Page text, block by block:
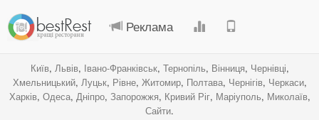
Реклама
Київ, Львів, Івано-Франківськ, Тернопіль, Вінниця, Чернівці,
Хмельницький, Луцьк, Рівне, Житомир, Полтава, Чернігів, Черкаси,
Харків, Одеса, Дніпро, Запорожжя, Кривий Ріг, Маріуполь, Миколаїв,
Сайти.